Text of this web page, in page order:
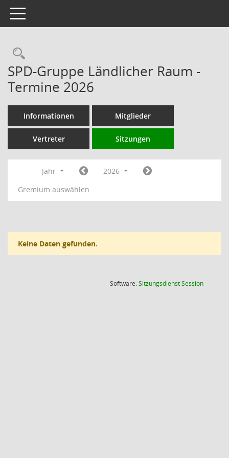
Toggle navigation
Rechercheauswahl
SPD-Gruppe Ländlicher Raum -
Termine 2026
Informationen Mitglieder
Vertreter Sitzungen
Jahr
2026
Gremium auswählen
Keine Daten gefunden.
Software:SitzungsdienstSession(Wird in